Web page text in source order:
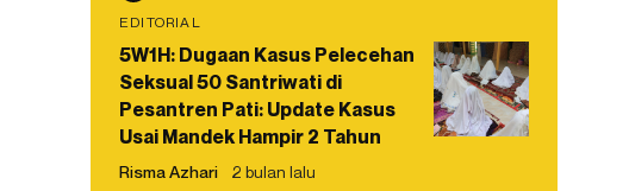
EDITORIAL
5W1H: Dugaan Kasus Pelecehan
Seksual 50 Santriwati di
Pesantren Pati: Update Kasus
Usai Mandek Hampir 2 Tahun
Risma Azhari 2 bulan lalu